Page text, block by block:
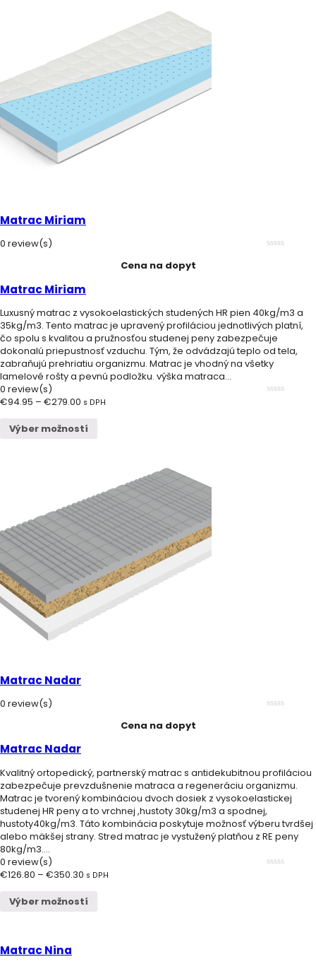
Matrac Miriam
0 review(s)
Cena na dopyt
Matrac Miriam
Luxusný matrac z vysokoelastických studených HR pien 40kg/m3 a
35kg/m3. Tento matrac je upravený profiláciou jednotlivých platní,
čo spolu s kvalitou a pružnosťou studenej peny zabezpečuje
dokonalú priepustnosť vzduchu. Tým, že odvádzajú teplo od tela,
zabraňujú prehriatiu organizmu. Matrac je vhodný na všetky
lamelové rošty a pevnú podložku. výška matraca...
0 review(s)
€94.95 – €279.00 s DPH
Výber možností
Matrac Nadar
0 review(s)
Cena na dopyt
Matrac Nadar
Kvalitný ortopedický, partnerský matrac s antidekubitnou profiláciou
zabezpečuje prevzdušnenie matraca a regeneráciu organizmu.
Matrac je tvorený kombináciou dvoch dosiek z vysokoelastickej
studenej HR peny a to vrchnej ,hustoty 30kg/m3 a spodnej,
hustoty40kg/m3. Táto kombinácia poskytuje možnosť výberu tvrdšej
alebo mäkšej strany. Stred matrac je vystužený platňou z RE peny
80kg/m3....
0 review(s)
€126.80 – €350.30 s DPH
Výber možností
Matrac Nina